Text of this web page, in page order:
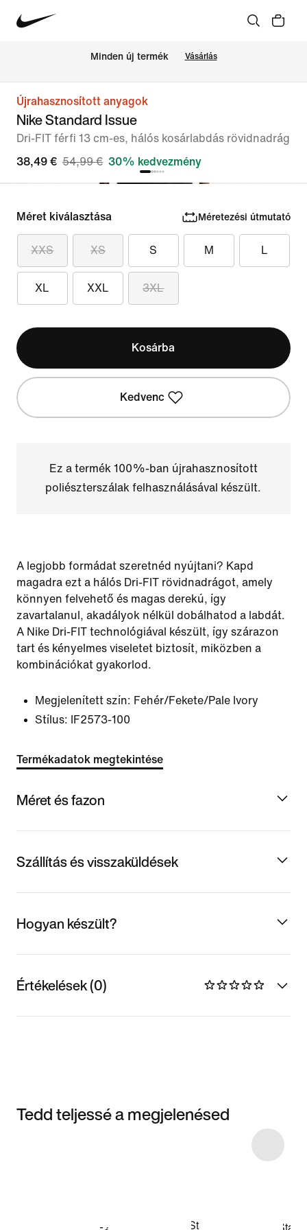
Minden új termék Vásárlás
Újrahasznosított anyagok
Nike Standard Issue
Dri-FIT férfi 13 cm-es, hálós kosárlabdás rövidnadrág
38,49 € 54,99 € 30% kedvezmény
Méret kiválasztása Méretezési útmutató
XXS XS S M L
XL XXL 3XL
Kosárba
Kedvenc
Ez a termék 100%-ban újrahasznosított
poliészterszálak felhasználásával készült.
A legjobb formádat szeretnéd nyújtani? Kapd
magadra ezt a hálós Dri-FIT rövidnadrágot, amely
könnyen felvehető és magas derekú, így
zavartalanul, akadályok nélkül dobálhatod a labdát.
A Nike Dri-FIT technológiával készült, így szárazon
tart és kényelmes viseletet biztosít, miközben a
kombinációkat gyakorlod.
Megjelenített szín: Fehér/Fekete/Pale Ivory
Stílus:
IF2573-100
Termékadatok megtekintése
Méret és fazon
Szállítás és visszaküldések
Hogyan készült?
Értékelések (0)
Tedd teljessé a megjelenésed